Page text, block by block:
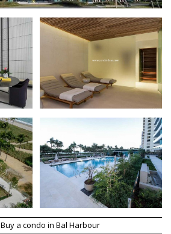
Buy a condo in Bal Harbour